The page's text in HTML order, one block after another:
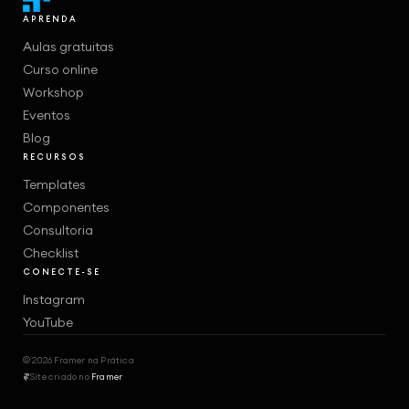
APRENDA
Aulas gratuitas
Curso online
Workshop
Eventos
Blog
RECURSOS
Templates
Componentes
Consultoria
Checklist
CONECTE-SE
Instagram
YouTube
© 2026 Framer na Prática
Site criado no Framer